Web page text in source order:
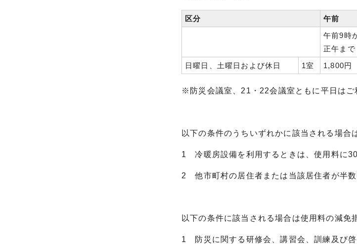
区分 午前
午前9時
正午まで
日曜日、土曜日および休日
1室 1,800円
※防災会議室、21・22会議室ともに平日はご
以下の条件のうちいずれかに該当される場合
1 冷暖房設備を利用するときは、使用料に
2 他市町村の居住者または当該居住者が半数
以下の条件に該当される場合は使用料の減免
1 防災に関する研修会、講習会、訓練及び